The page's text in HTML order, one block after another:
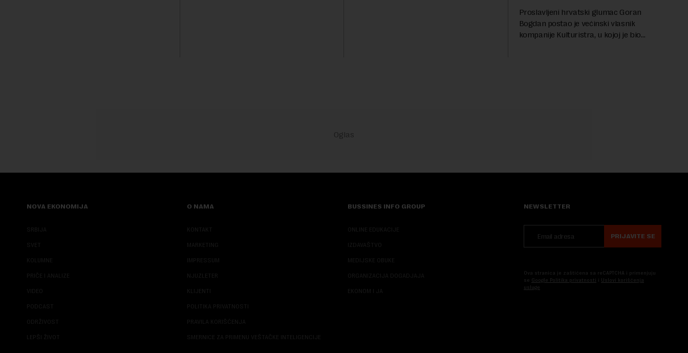
Proslavljeni hrvatski glumac Goran
Bogdan postao je većinski vlasnik
kompanije Kulturistra, u kojoj je bio
NOVA EKONOMIJA
SRBIJA
SVET
KOLUMNE
PRIČE I ANALIZE
VIDEO
PODCAST
ODRŽIVOST
LEPŠI ŽIVOT
O NAMA
KONTAKT
MARKETING
IMPRESSUM
NJUZLETER
KLIJENTI
POLITIKA PRIVATNOSTI
PRAVILA KORIŠĆENJA
SMERNICE ZA PRIMENU VEŠTAČKE INTELIGENCIJE
BUSSINES INFO GROUP
ONLINE EDUKACIJE
IZDAVAŠTVO
MEDIJSKE OBUKE
ORGANIZACIJA DOGADJAJA
EKONOM I JA
NEWSLETTER
PRIJAVITE SE
Ova stranica je zaštićena sa reCAPTCHA i primenjuju
se Google Politika privatnosti i Uslovi korišćenja
usluge